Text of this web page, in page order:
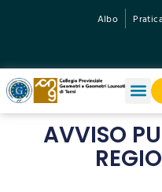
Albo
AVVISO